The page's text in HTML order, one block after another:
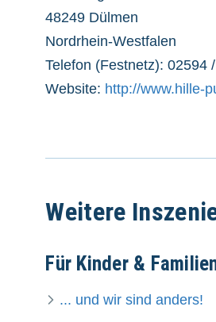
48249 Dülmen
Nordrhein-Westfalen
Telefon (Festnetz): 02594
Website: http://www.hille-
Weitere
Für Kinder &
... und wir sind anders!